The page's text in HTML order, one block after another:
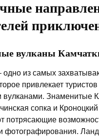
вулканы
одно из самых
привлекает
вулканами. Знаменитые
сопка и
потрясающие
и фотографирования.